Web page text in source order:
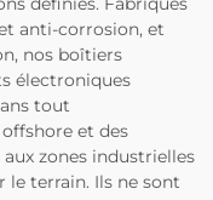
anti-corrosion, et
nos boîtiers
électroniques
tout
et des
zones industrielles
le terrain. Ils ne sont